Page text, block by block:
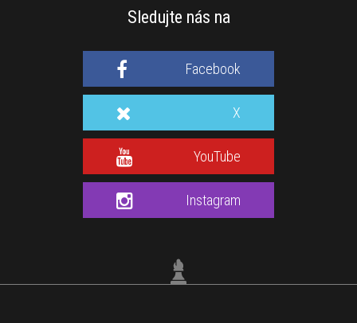
Sledujte nás na
Facebook
X
YouTube
Instagram